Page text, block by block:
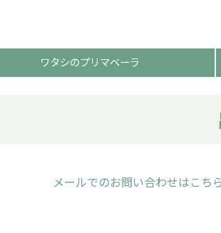
ワタシのプリマベーラ
メールでのお問い合わせはこち